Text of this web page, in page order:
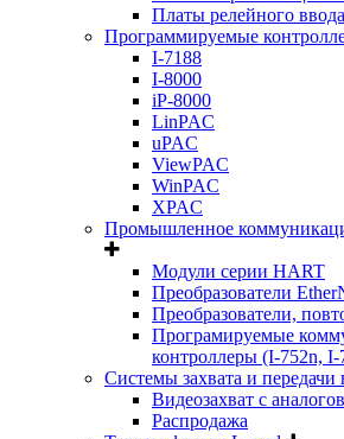
Платы релейного
Программируемые
I-7188
I-8000
iP-8000
LinPAC
uPAC
ViewPAC
WinPAC
XPAC
Промышленное
Модули серии HART
Преобразователи
Преобразователи,
Програмируемые
контроллеры (I-752n,
Системы захвата и передачи
Видеозахват с
Распродажа